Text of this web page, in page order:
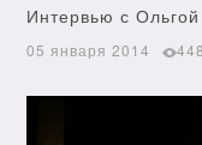
Интервью с
05 января 2014